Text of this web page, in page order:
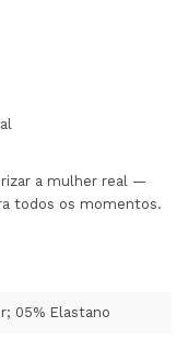
a mulher real —
todos os momentos.
05% Elastano